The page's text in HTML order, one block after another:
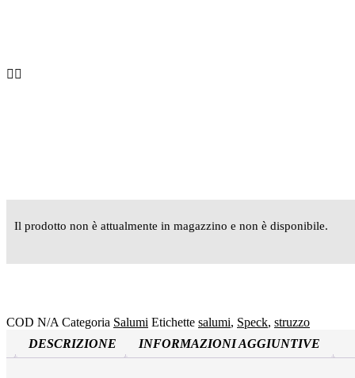
Il prodotto non è attualmente in magazzino e non è disponibile.
COD N/ACategoria Salumi Etichette salumi, Speck, struzzo
DESCRIZIONE
INFORMAZIONI AGGIUNTIVE